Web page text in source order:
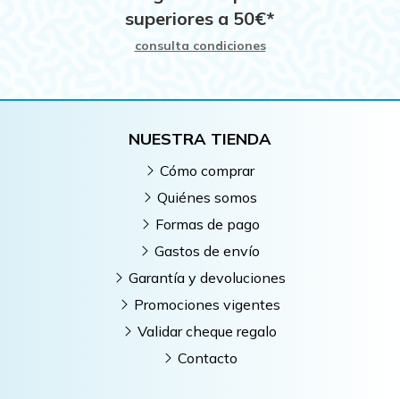
superiores a 50€*
consulta condiciones
NUESTRA TIENDA
Cómo comprar
Quiénes somos
Formas de pago
Gastos de envío
Garantía y devoluciones
Promociones vigentes
Validar cheque regalo
Contacto